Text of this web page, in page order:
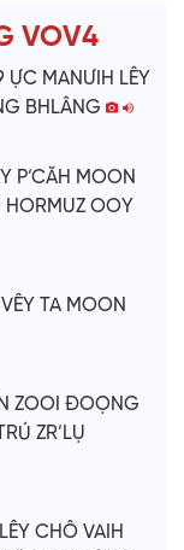
VOV4
ỰC MANƯIH LÊY
BHLÂNG
P’CĂH MOON
HORMUZ OOY
TA MOON
ZOOI ĐOỌNG
ZR’LỤ
CHÔ VAIH